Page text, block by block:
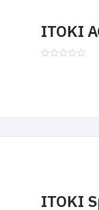
ITOKI
ITOKI